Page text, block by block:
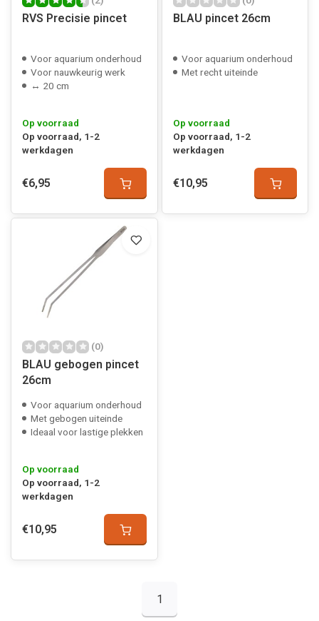
RVS Precisie pincet
Voor aquarium onderhoud
Voor nauwkeurig werk
↔ 20 cm
Op voorraad
Op voorraad, 1-2
werkdagen
€6,95
BLAU pincet 26cm
Voor aquarium onderhoud
Met recht uiteinde
Op voorraad
Op voorraad, 1-2
werkdagen
€10,95
(0)
BLAU gebogen pincet
26cm
Voor aquarium onderhoud
Met gebogen uiteinde
Ideaal voor lastige plekken
Op voorraad
Op voorraad, 1-2
werkdagen
€10,95
1